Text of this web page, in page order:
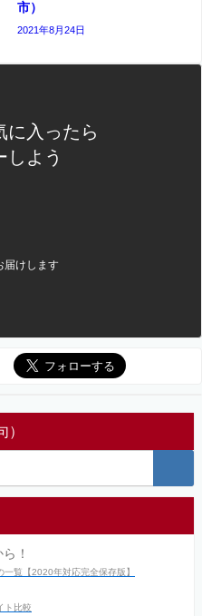
市）
2021年8月24日
に入ったら
しよう
届けします
！